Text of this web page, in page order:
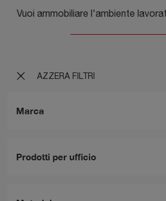
AZZERA FILTRI
Marca
Prodotti per ufficio